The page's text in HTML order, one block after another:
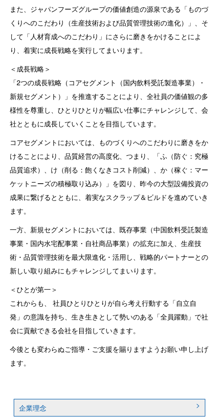
また、ジャパンフーズグループの価値創造の源泉である「ものづ
くりへのこだわり（生産技術および品質管理技術の進化）」、そ
して「人材育成へのこだわり」にさらに磨きをかけることによ
り、着実に成長戦略を実行してまいります。
＜成長戦略＞
「2つの成長戦略（コアセグメント（国内飲料受託製造事業）・
新規セグメント）」を推進することにより、全社員の価値観の多
様性を尊重し、ひとりひとりが幅広い仕事にチャレンジして、会
社とともに成長していくことを目指しています。
コアセグメントにおいては、ものづくりへのこだわりに磨きをか
けることにより、品質経営の高度化、つまり、「ふ（防ぐ：究極
品質追求）、け（削る：飽くなきコスト削減）、か（稼ぐ：マー
ケットニーズの積極取り込み）」を図り、昨今の大型設備投資の
成果に繋げるとともに、着実なスクラップ＆ビルドを進めていき
ます。
一方、新規セグメントにおいては、既存事業（中国飲料受託製造
事業・国内水宅配事業・自社商品事業）の拡充に加え、生産技
術・品質管理技術を最大限進化・活用し、戦略的パートナーとの
新しい取り組みにもチャレンジしてまいります。
＜ひとが第一＞
これからも、 社員ひとりひとりが自ら考え行動する「自立自
発」の意識を持ち、生き生きとして勢いのある「全員躍動」で社
会に貢献できる会社を目指していきます。
今後とも変わらぬご指導・ご支援を賜りますようお願い申し上げ
ます。
企業理念